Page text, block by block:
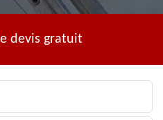
devis gratuit